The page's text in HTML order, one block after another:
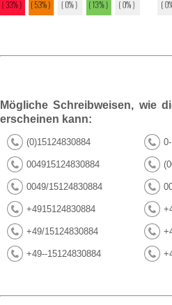
Mögliche Schreibweisen, wie
erscheinen kann:
(0)15124830884
004915124830884
0049/15124830884
+4915124830884
+49/15124830884
+49--15124830884